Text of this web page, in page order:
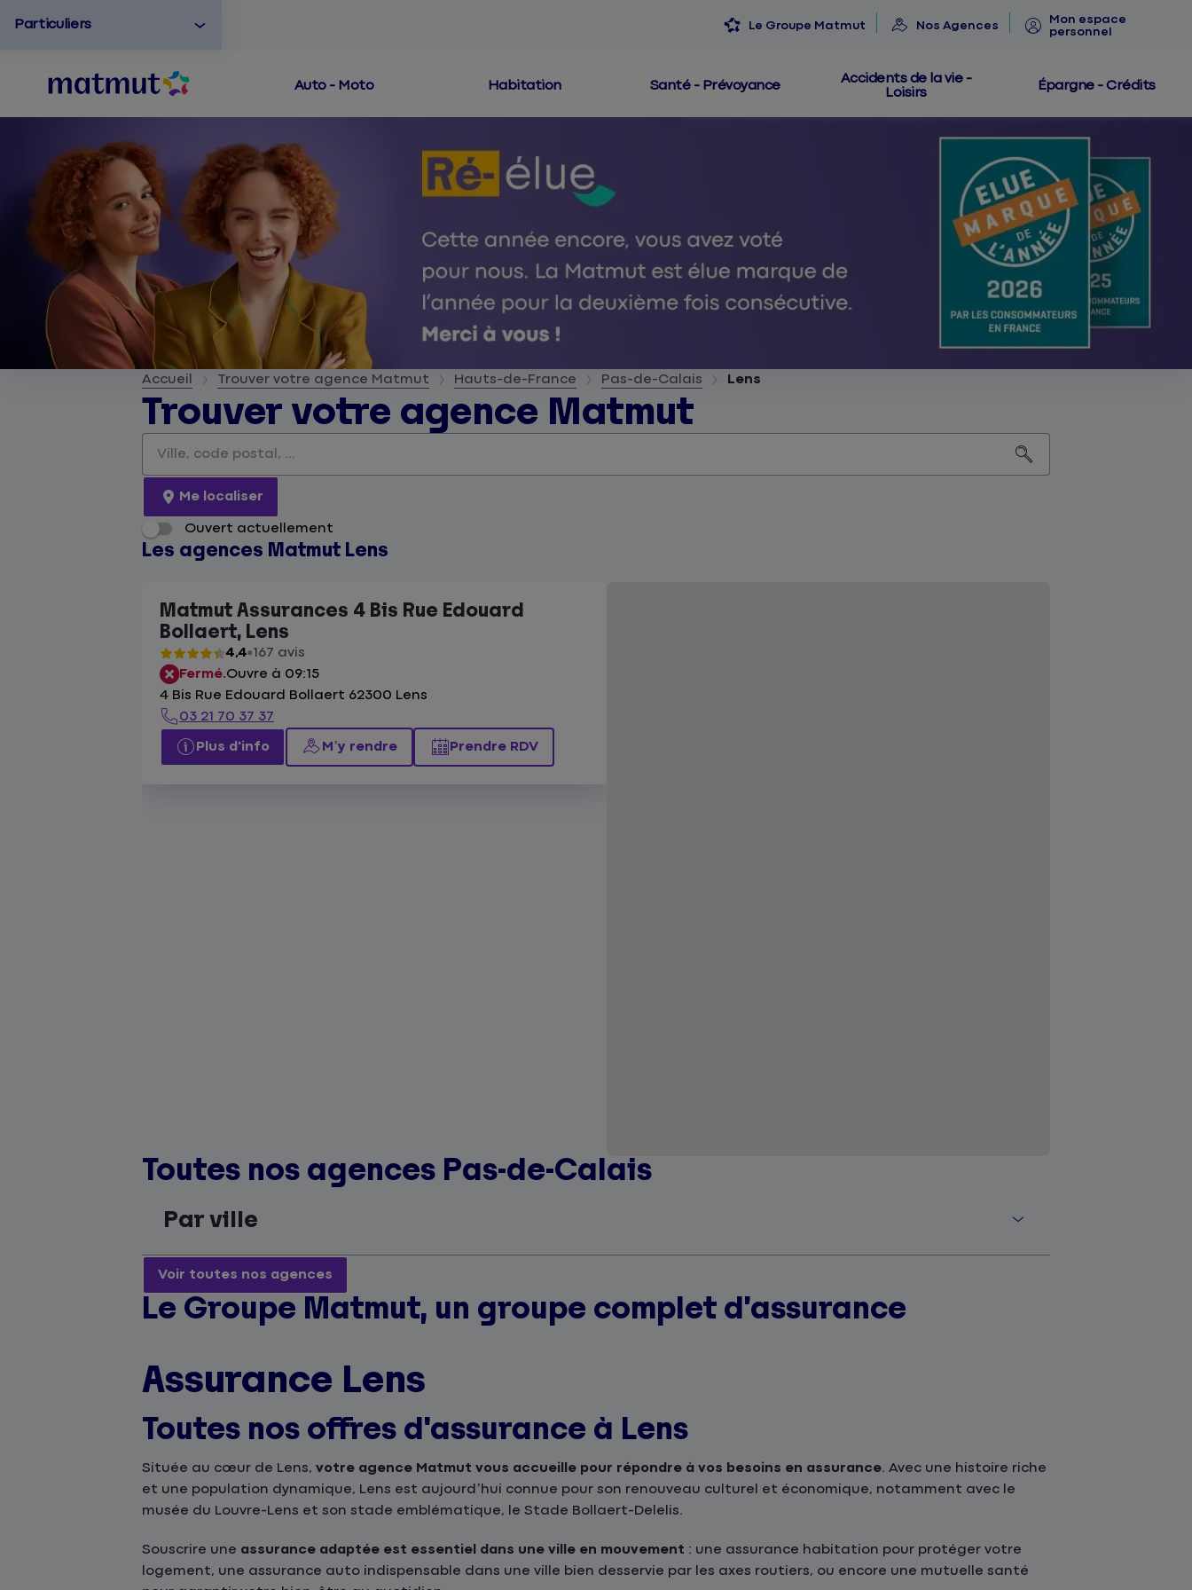
Particuliers Le Groupe Matmut Nos Agences
Mon espace
personnel
Auto - Moto Habitation Santé - Prévoyance
Accidents de la vie -
Loisirs
Épargne - Crédits
Accueil Trouver votre agence Matmut Hauts-de-France Pas-de-Calais Lens
Trouver votre agence Matmut
Veuillez renseigner une adresse
Me localiser
Ouvert actuellement
Les agences Matmut Lens
Matmut Assurances 4 Bis Rue Edouard
Bollaert, Lens
4,4 167 avis
Fermé.Ouvre à 09:15
4 Bis Rue Edouard Bollaert 62300 Lens
03 21 70 37 37
Plus d'info
M’y rendre Prendre RDV
Toutes nos agences Pas-de-Calais
Par ville
Voir toutes nos agences
Le Groupe Matmut, un groupe complet d’assurance
Assurance Lens
Toutes nos offres d'assurance à Lens
Située au cœur de Lens, votre agence Matmut vous accueille pour répondre à vos besoins en assurance. Avec une histoire riche
et une population dynamique, Lens est aujourd’hui connue pour son renouveau culturel et économique, notamment avec le
musée du Louvre-Lens et son stade emblématique, le Stade Bollaert-Delelis.
Souscrire une assurance adaptée est essentiel dans une ville en mouvement : une assurance habitation pour protéger votre
logement, une assurance auto indispensable dans une ville bien desservie par les axes routiers, ou encore une mutuelle santé